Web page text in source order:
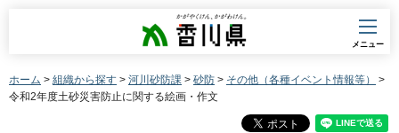
香川県
メニュー
ホーム > 組織から探す > 河川砂防課 > 砂防 > その他（各種イベント情報等）
>
令和2年度土砂災害防止に関する絵画・作文